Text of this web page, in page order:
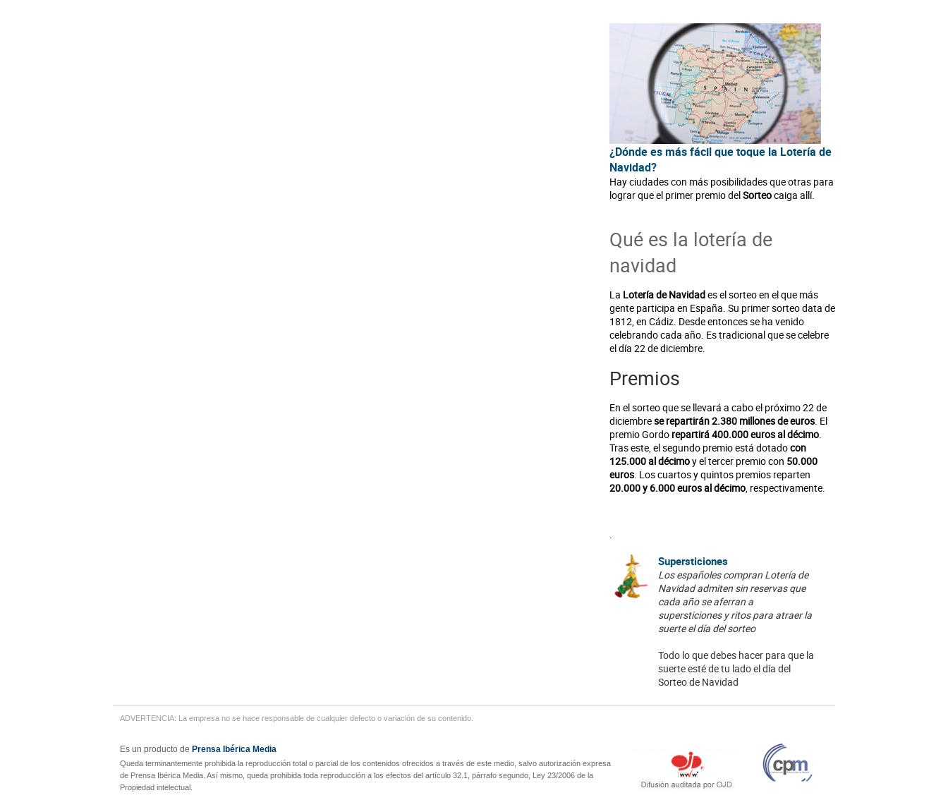
¿Dónde es más fácil que toque la Lotería de
Navidad?
Hay ciudades con más posibilidades que otras para
lograr que el primer premio delSorteocaiga allí.
Qué es la lotería de
navidad
La Lotería de Navidades el sorteo en el que más
gente participa en España. Su primer sorteo data de
1812, en Cádiz. Desde entonces se ha venido
celebrando cada año. Es tradicional que se celebre
el día 22 de diciembre.
Premios
En el sorteo que se llevará a cabo el próximo 22 de
diciembrese repartirán 2.380 millones de euros. El
premio Gordo repartirá 400.000 euros al décimo.
Tras este, el segundo premio está dotadocon
125.000 al décimoy el tercer premio con 50.000
euros. Los cuartos y quintos premios reparten
20.000 y 6.000 euros al décimo, respectivamente.
.
Supersticiones
Los españoles compran Lotería de
Navidad admiten sin reservas que
cada año se aferran a
supersticiones y ritos para atraer la
suerte el día del sorteo
Todo lo que debes hacer para que la
suerte esté de tu lado el día del
Sorteo de Navidad
ADVERTENCIA: La empresa no se hace responsable de cualquier defecto o variación de su contenido.
Es un producto de Prensa Ibérica Media
Queda terminantemente prohibida la reproducción total o parcial de los contenidos ofrecidos a través de este medio, salvo autorización expresa
de Prensa Ibérica Media. Así mismo, queda prohibida toda reproducción a los efectos del artículo 32.1, párrafo segundo, Ley 23/2006 de la
Propiedad intelectual.